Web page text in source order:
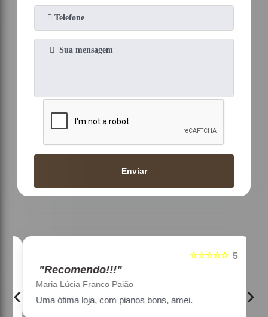
Enviar
5
☆☆☆☆☆
"Recomendo!!!"
Maria Lúcia Franco Paião
Uma ótima loja, com pianos bons, amei.
‹ ›